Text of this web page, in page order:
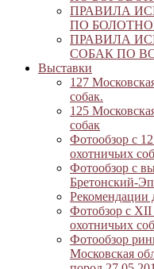
ПРАВИЛА
ПО
ПРАВИЛА
СОБАК ПО
Выставки
127
собак.
125
собак
Фотообзор с
охотничьих
Фотообзор с
Бретонский-
Рекомендации
Фотобзор с XII
охотничьих
Фотообзор
Московская